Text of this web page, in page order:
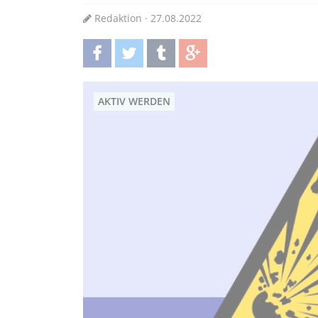
Redaktion · 27.08.2022
teilentwittern teilen teilen
AKTIV WERDEN